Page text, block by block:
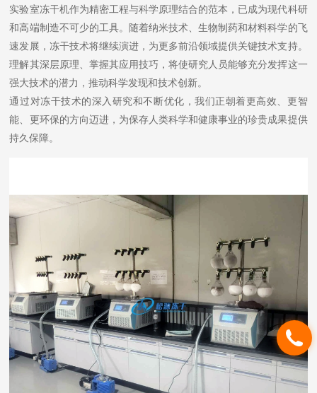
实验室冻干机作为精密工程与科学原理结合的范本，已成为现代科研
和高端制造不可少的工具。随着纳米技术、生物制药和材料科学的飞
速发展，冻干技术将继续演进，为更多前沿领域提供关键技术支持。
理解其深层原理、掌握其应用技巧，将使研究人员能够充分发挥这一
强大技术的潜力，推动科学发现和技术创新。
通过对冻干技术的深入研究和不断优化，我们正朝着更高效、更智
能、更环保的方向迈进，为保存人类科学和健康事业的珍贵成果提供
持久保障。